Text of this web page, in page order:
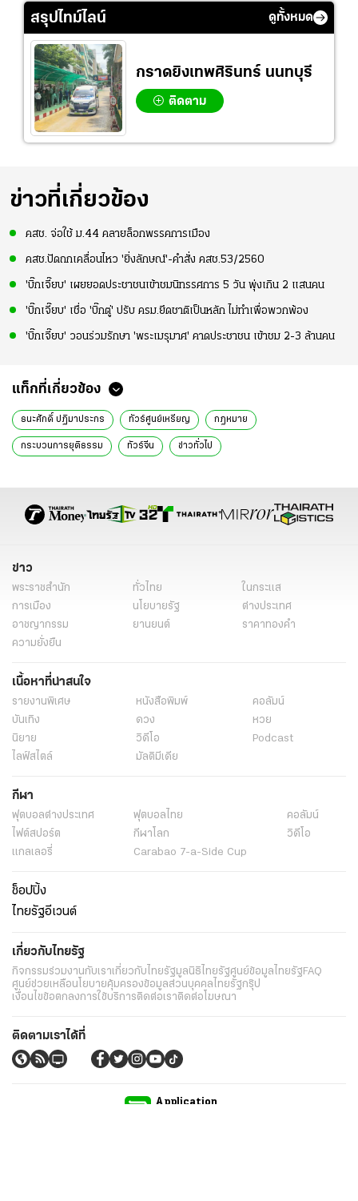
สอง!!
สรุปไทม์ไลน์ ดูทั้งหมด
กราดยิงเทพศิรินทร์ นนทบุรี
ติดตาม
ข่าวที่เกี่ยวข้อง
คสช. จ่อใช้ ม.44 คลายล็อกพรรคการเมือง
คสช.ปัดถกเคลื่อนไหว 'ยิ่งลักษณ์'-คำสั่ง คสช.53/2560
'บิ๊กเจี๊ยบ' เผยยอดประชาชนเข้าชมนิทรรศการ 5 วัน พุ่งเกิน 2 แสนคน
'บิ๊กเจี๊ยบ' เชื่อ 'บิ๊กตู่' ปรับ ครม.ยึดชาติเป็นหลัก ไม่ทำเพื่อพวกพ้อง
'บิ๊กเจี๊ยบ' วอนร่วมรักษา 'พระเมรุมาศ' คาดประชาชน เข้าชม 2-3 ล้านคน
แท็กที่เกี่ยวข้อง
ธนะศักดิ์ ปฏิมาประกร ทัวร์ศูนย์เหรียญ กฎหมาย
กระบวนการยุติธรรม ทัวร์จีน ข่าวทั่วไป
ข่าว
พระราชสำนัก ทั่วไทย
ในกระแส
การเมือง
นโยบายรัฐ
ต่างประเทศ
อาชญากรรม
ยานยนต์
ราคาทองคำ
ความยั่งยืน
เนื้อหาที่น่าสนใจ
รายงานพิเศษ หนังสือพิมพ์
คอลัมน์
บันเทิง
ดวง
หวย
นิยาย
วิดีโอ
Podcast
ไลฟ์สไตล์
มัลติมีเดีย
กีฬา
ฟุตบอลต่่างประเทศ ฟุตบอลไทย
คอลัมน์
ไฟต์สปอร์ต
กีฬาโลก
วิดีโอ
แกลเลอรี่
Carabao 7-a-Side Cup
ช็อปปิ้ง
ไทยรัฐอีเวนต์
เกี่ยวกับไทยรัฐ
กิจกรรมร่วมงานกับเราเกี่ยวกับไทยรัฐมูลนิธิไทยรัฐศูนย์ข้อมูลไทยรัฐFAQ
ศูนย์ช่วยเหลือนโยบายคุ้มครองข้อมูลส่วนบุคคลไทยรัฐกรุ๊ป
เงื่อนไขข้อตกลงการใช้บริการติดต่อเราติดต่อโฆษณา
ติดตามเราได้ที่
Application